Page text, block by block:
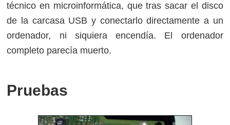
técnico en microinformática, que tras sacar el disco
de la carcasa USB y conectarlo directamente a un
ordenador, ni siquiera encendía. El ordenador
completo parecía muerto.
Pruebas